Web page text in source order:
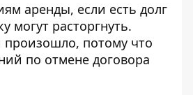
аренды, если есть долг
могут расторгнуть.
произошло, потому что
по отмене договора